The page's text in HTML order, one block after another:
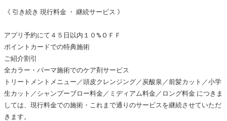
《 引き続き 現行料金 ・ 継続サービス 》
アプリ予約にて４５日以内１０%ＯＦＦ
ポイントカードでの特典施術
ご紹介割引
全カラー・パーマ施術でのケア剤サービス
トリートメントメニュー／頭皮クレンジング／炭酸泉／前髪カット／小学
生カット／シャンプーブロー料金／ミディアム料金／ロング料金 につきま
しては、現行料金での施術・これまで通りのサービスを継続させていただ
きます。